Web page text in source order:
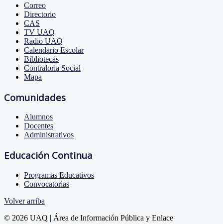
Correo
Directorio
CAS
TV UAQ
Radio UAQ
Calendario Escolar
Bibliotecas
Contraloría Social
Mapa
Comunidades
Alumnos
Docentes
Administrativos
Educación Continua
Programas Educativos
Convocatorias
Volver arriba
© 2026 UAQ | Área de Información Pública y Enlace